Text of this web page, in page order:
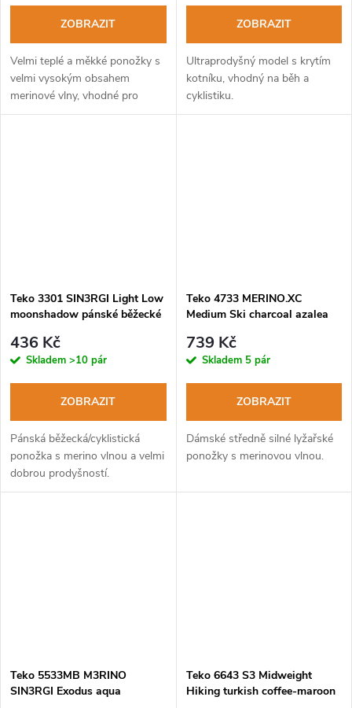
ZOBRAZIT
Velmi teplé a měkké ponožky s
velmi vysokým obsahem
merinové vlny, vhodné pro
chladnější podmínky.
ZOBRAZIT
Ultraprodyšný model s krytím
kotníku, vhodný na běh a
cyklistiku.
Teko 3301 SIN3RGI Light Low
moonshadow pánské běžecké
436 Kč
Skladem >10 pár
ZOBRAZIT
Pánská běžecká/cyklistická
ponožka s merino vlnou a velmi
dobrou prodyšností.
Teko 4733 MERINO.XC
Medium Ski charcoal azalea
ponožky
739 Kč
Skladem 5 pár
ZOBRAZIT
Dámské středně silné lyžařské
ponožky s merinovou vlnou.
Teko 5533MB M3RINO
SIN3RGI Exodus aqua
Teko 6643 S3 Midweight
Hiking turkish coffee-maroon